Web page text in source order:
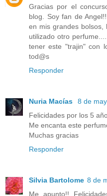
Gracias por el
blog. Soy fan de
en mis grandes bolsos,
utilizado otro
tener este "trajin" con
tod@s
Responder
Nuria Macías
8 de
Felicidades por los 5
Me encanta este
Muchas gracias
Responder
Silvia Bartolome 8 de
Me apunto!!